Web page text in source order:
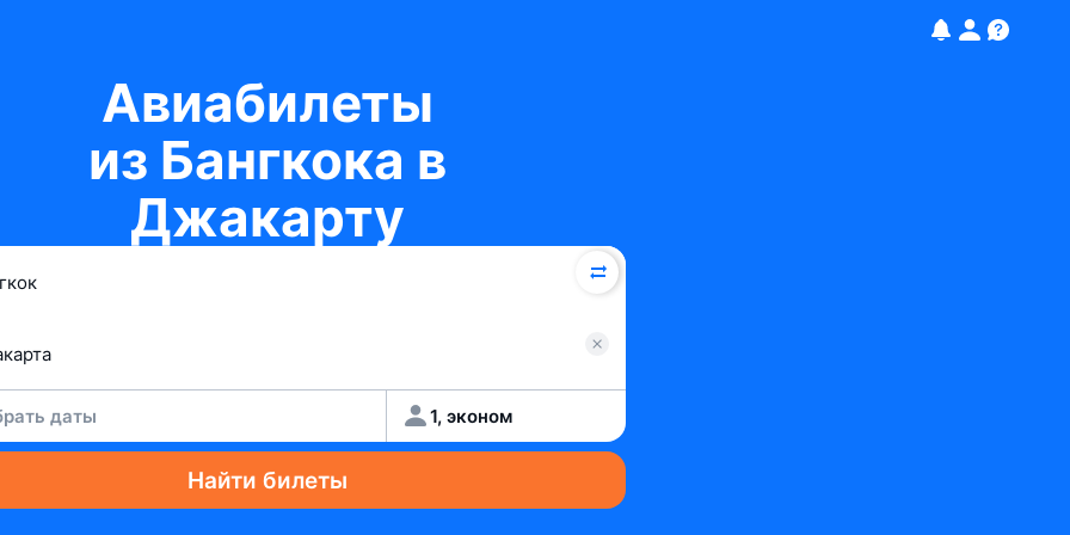
Авиабилеты
из Бангкока в
Джакарту
даты 1, эконом
Найти билеты